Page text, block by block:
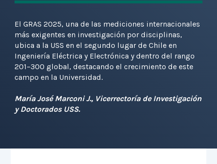
El GRAS 2025, una de las mediciones internacionales
más exigentes en investigación por disciplinas,
ubica a la USS en el segundo lugar de Chile en
Ingeniería Eléctrica y Electrónica y dentro del rango
201–300 global, destacando el crecimiento de este
campo en la Universidad.
María José Marconi J., Vicerrectoría de Investigación
y Doctorados USS.